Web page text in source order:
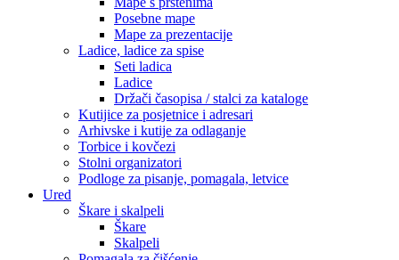
Posebne mape
Mape za prezentacije
Ladice, ladice za spise
Seti ladica
Ladice
Držači časopisa / stalci za kataloge
Kutijice za posjetnice i adresari
Arhivske i kutije za odlaganje
Torbice i kovčezi
Stolni organizatori
Podloge za pisanje, pomagala, letvice
Ured
Škare i skalpeli
Škare
Skalpeli